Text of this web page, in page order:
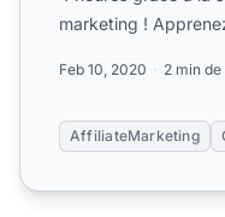
marketing !
Feb 10, 2020 2 min
AffiliateMarketing